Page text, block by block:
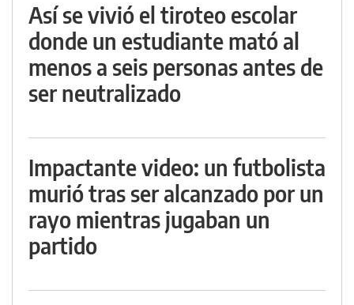
Así se vivió el tiroteo escolar
donde un estudiante mató al
menos a seis personas antes de
ser neutralizado
Impactante video: un futbolista
murió tras ser alcanzado por un
rayo mientras jugaban un
partido